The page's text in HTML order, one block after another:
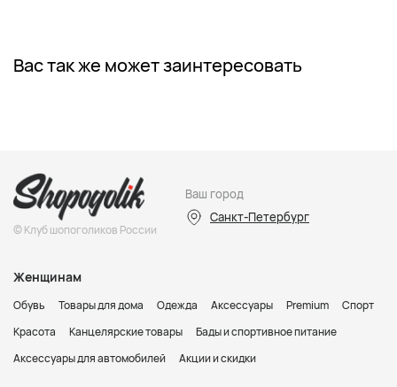
Вас так же может заинтересовать
© Клуб шопоголиков России
Ваш город
Санкт-Петербург
Женщинам
Обувь Товары для дома Одежда Аксессуары Premium
Спорт
Красота
Канцелярские товары
Бады и спортивное питание
Аксессуары для автомобилей
Акции и скидки